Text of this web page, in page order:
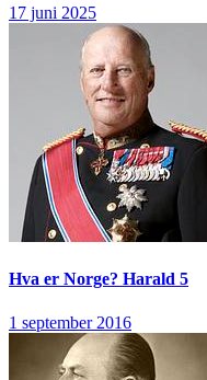
17 juni 2025
Hva er Norge? Harald 5
1 september 2016